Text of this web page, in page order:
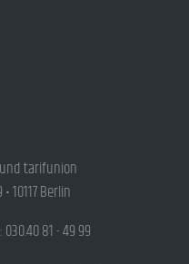
tarifunion
10117 Berlin
030.40 81 - 49 99